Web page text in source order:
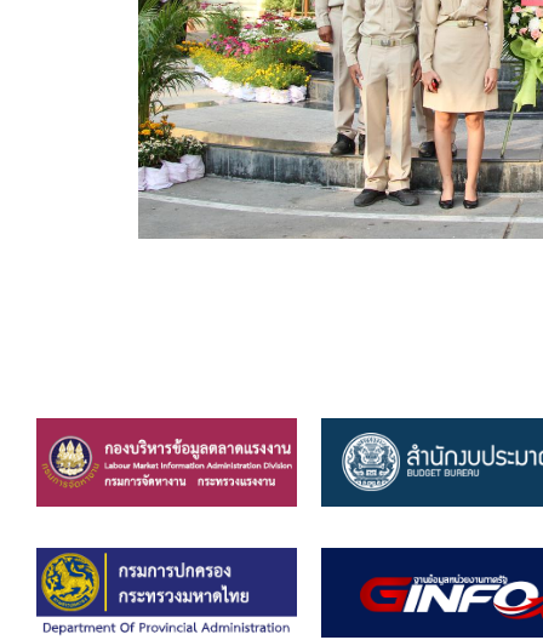
ข้อบัญญัติอื่นๆ ของ อบจ.สุพรรณบุรี
รายงานการประชุมสภา อบจ.สุพรรณบุรี
รายงานรายรับรายจ่าย อบจ.สุพรรณบุรี
ระบบสืบค้นข้อมูล ประกาศ ก.จ.จ. สุพรรณบุรี (พ.ศ
Document
คลินิกเซ็นเตอร์
แบบฟอร์มบริหารงานบุคคล